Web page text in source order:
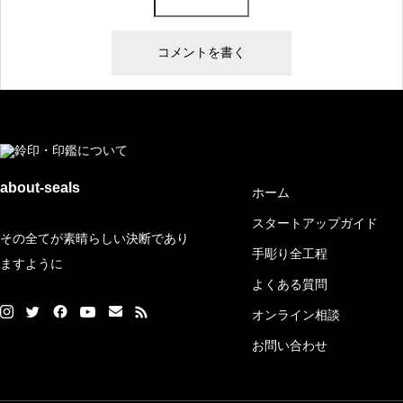
ホーム
スタートアップガイド
手彫り全工程
よくある質問
オンライン相談
お問い合わせ
about-seals
その全てが素晴らしい決断であり
ますように